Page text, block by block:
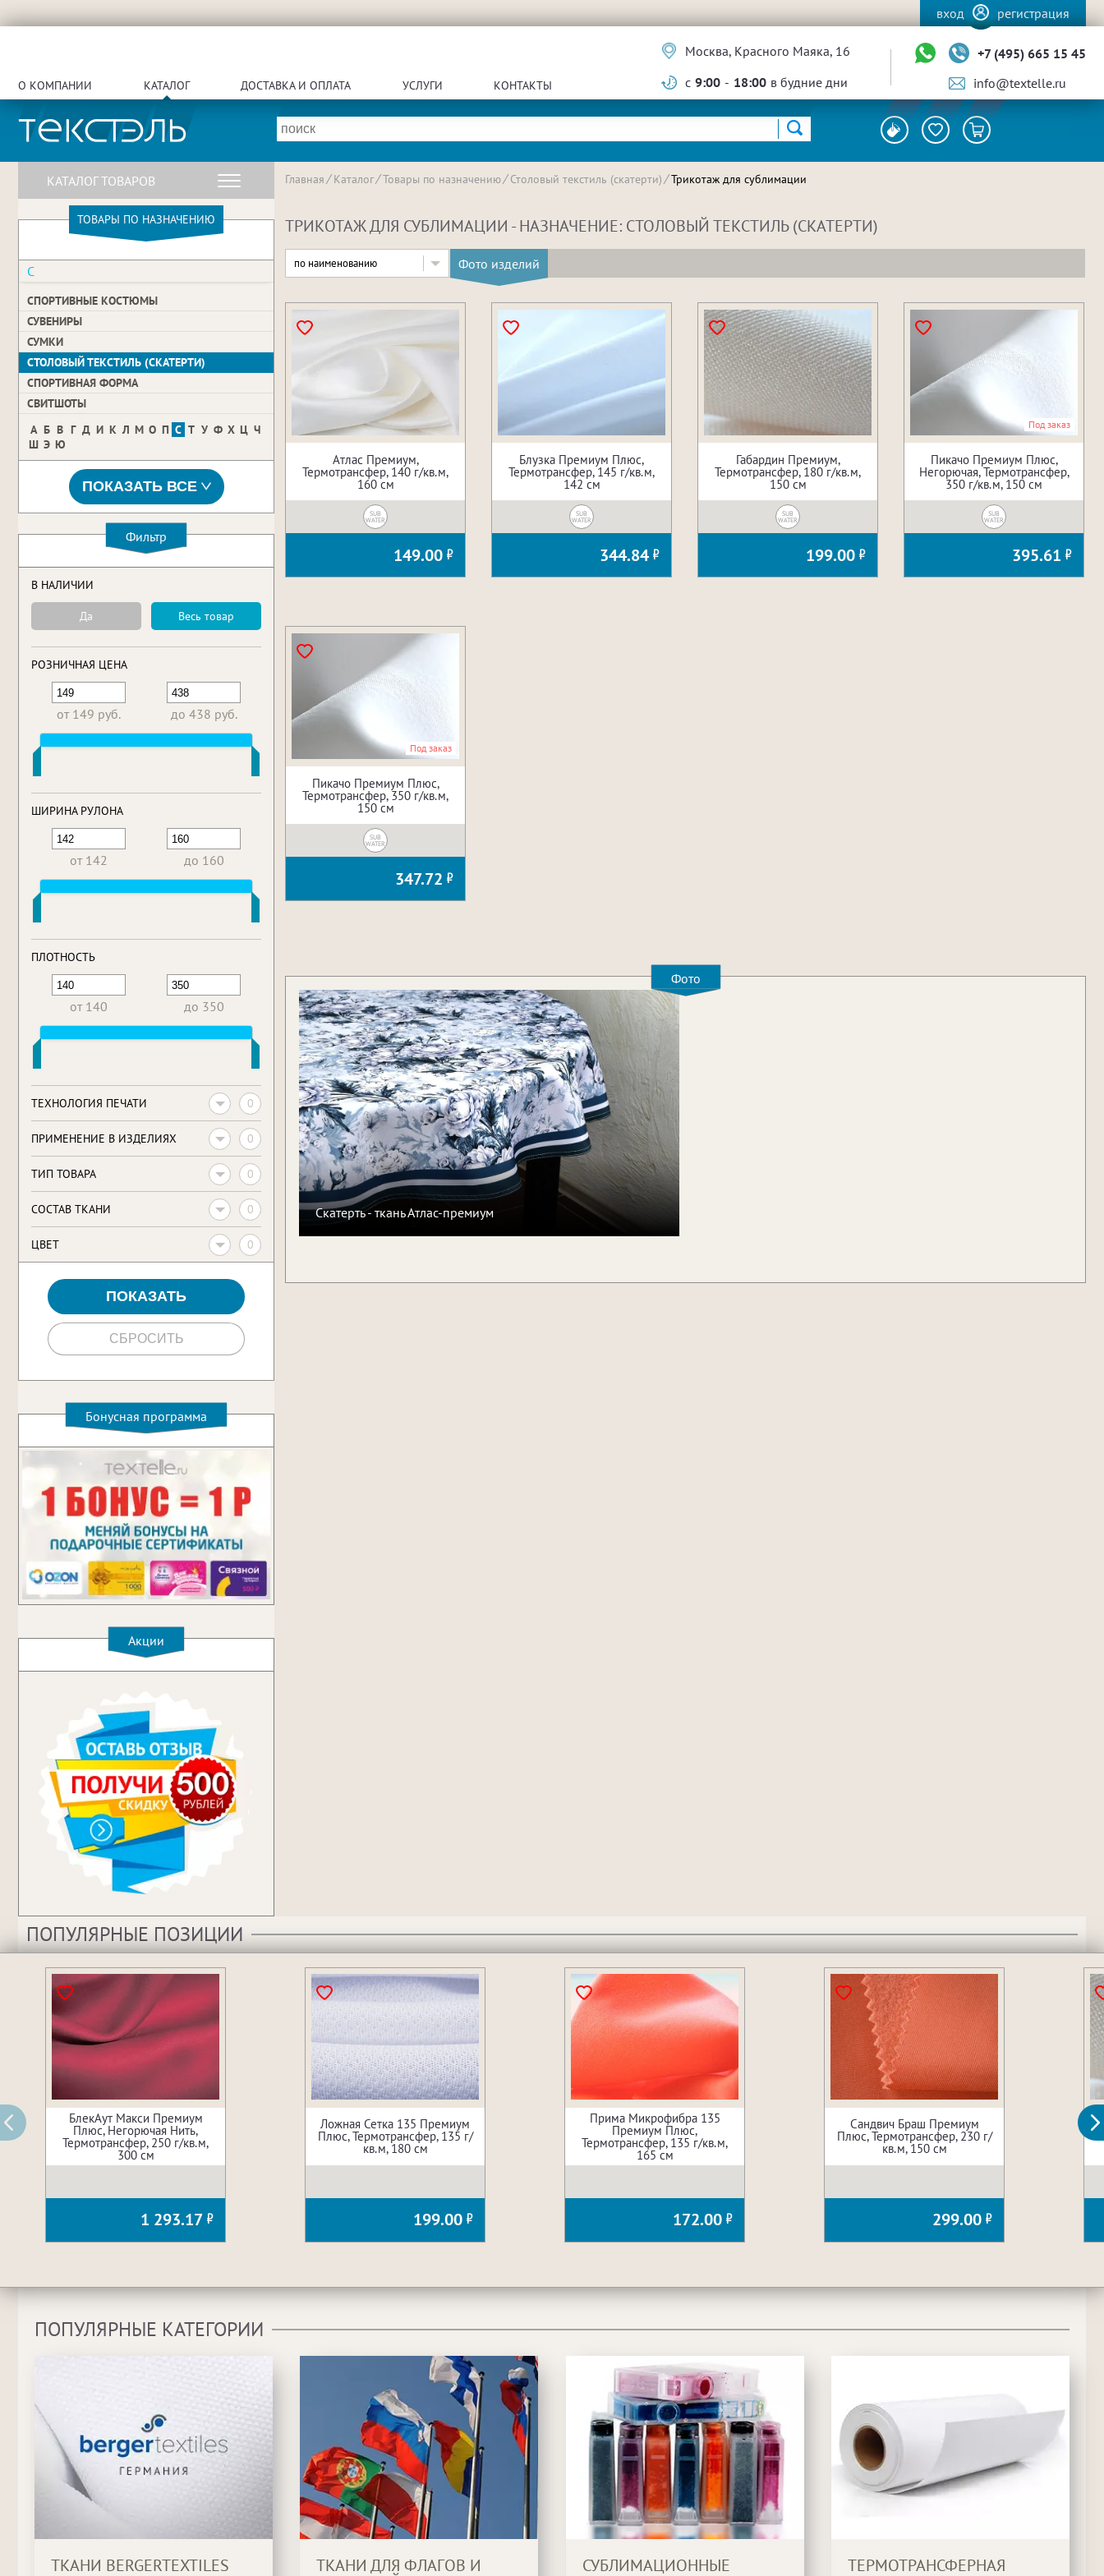
вход регистрация
О КОМПАНИИ КАТАЛОГ ДОСТАВКА И ОПЛАТА УСЛУГИ КОНТАКТЫ
Москва, Красного Маяка, 16
с 9:00 - 18:00 в будние дни
+7 (495) 665 15 45
info@textelle.ru
КАТАЛОГ ТОВАРОВ
ТОВАРЫ ПО НАЗНАЧЕНИЮ
С
СПОРТИВНЫЕ КОСТЮМЫ
СУВЕНИРЫ
СУМКИ
СТОЛОВЫЙ ТЕКСТИЛЬ (СКАТЕРТИ)
СПОРТИВНАЯ ФОРМА
СВИТШОТЫ
А Б В Г Д И К Л М О П С Т У Ф Х Ц Ч
Ш Э Ю
ПОКАЗАТЬ ВСЕ
Фильтр
В НАЛИЧИИ
Да Весь товар
РОЗНИЧНАЯ ЦЕНА
от 149 руб. до 438 руб.
ШИРИНА РУЛОНА
от 142 до 160
ПЛОТНОСТЬ
от 140 до 350
ТЕХНОЛОГИЯ ПЕЧАТИ 0
ПРИМЕНЕНИЕ В ИЗДЕЛИЯХ 0
ТИП ТОВАРА 0
CОСТАВ ТКАНИ 0
ЦВЕТ 0
Бонусная программа
Акции
Главная Каталог Товары по назначению Столовый текстиль (скатерти) Трикотаж для сублимации
ТРИКОТАЖ ДЛЯ СУБЛИМАЦИИ - НАЗНАЧЕНИЕ: СТОЛОВЫЙ ТЕКСТИЛЬ (СКАТЕРТИ)
по наименованию Фото изделий
Атлас Премиум,
Термотрансфер, 140 г/кв.м,
160 см
SUB
WATER
149.00
Блузка Премиум Плюс,
Термотрансфер, 145 г/кв.м,
142 см
SUB
WATER
344.84
Габардин Премиум,
Термотрансфер, 180 г/кв.м,
150 см
SUB
WATER
199.00
Под заказ
Пикачо Премиум Плюс,
Негорючая, Термотрансфер,
350 г/кв.м, 150 см
SUB
WATER
395.61
Под заказ
Пикачо Премиум Плюс,
Термотрансфер, 350 г/кв.м,
150 см
SUB
WATER
347.72
Фото
Скатерть - ткань Атлас-премиум
ПОПУЛЯРНЫЕ ПОЗИЦИИ
БлекАут Макси Премиум
Плюс, Негорючая Нить,
Термотрансфер, 250 г/кв.м,
300 см
1 293.17
Ложная Сетка 135 Премиум
Плюс, Термотрансфер, 135 г/
кв.м, 180 см
199.00
Прима Микрофибра 135
Премиум Плюс,
Термотрансфер, 135 г/кв.м,
165 см
172.00
Сандвич Браш Премиум
Плюс, Термотрансфер, 230 г/
кв.м, 150 см
299.00
ПОПУЛЯРНЫЕ КАТЕГОРИИ
ТКАНИ BERGERTEXTILES ТКАНИ ДЛЯ ФЛАГОВ И СУБЛИМАЦИОННЫЕ ТЕРМОТРАНСФЕРНАЯ